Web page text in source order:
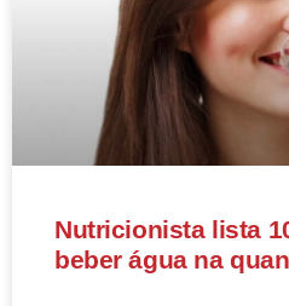
Nutricionista lista
beber água na